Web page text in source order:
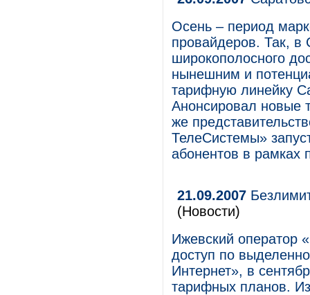
Осень – период
провайдеров. Так, в
широкополосного
нынешним и
тарифную линейку
Анонсировал новые
же
ТелеСистемы»
абонентов в рамках
21.09.2007
(Новости)
Ижевский оператор
доступ по
Интернет», в
тарифных планов.